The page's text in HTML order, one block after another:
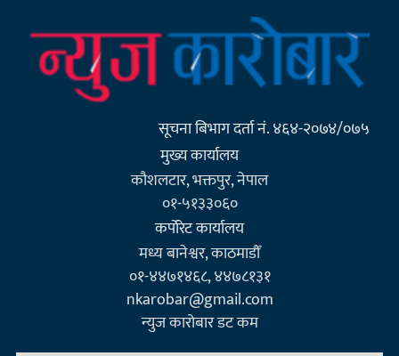
सूचना बिभाग दर्ता नं. ४६४-२०७४/०७५
मुख्य कार्यालय
कौशलटार, भक्तपुर, नेपाल
०१-५१३३०६०
कर्पाेरेट कार्यालय
मध्य बानेश्वर, काठमाडौँ
०१-४४७१४६८, ४४७८१३१
nkarobar@gmail.com
न्युज कारोबार डट कम